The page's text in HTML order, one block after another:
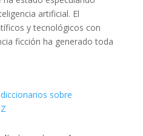
artificial. El
y tecnológicos con
ficción ha generado toda